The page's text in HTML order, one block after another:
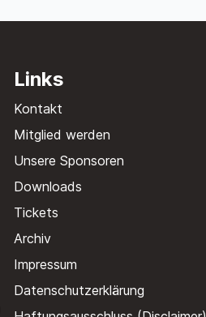
Links
Kontakt
Mitglied werden
Unsere Sponsoren
Downloads
Tickets
Archiv
Impressum
Datenschutzerklärung